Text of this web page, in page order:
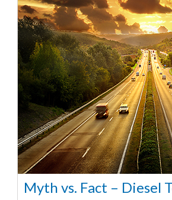
Myth vs. Fact – Diesel